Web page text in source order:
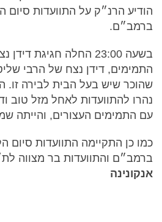
הודיע הרנ״ק על התוועדות סיום
ברמב״ם.
בשעה 23:00 החלה חגיגת
התמימים, דידן נצח של הרבי
שהוכר שיש בעל הבית לבירה זו.
נהרו להתוועדות לאחל מזל טוב
עם התמימים העצורים, והייתה
כמו כן התקיימה התוועדות סיום
ברמב״ם והתוועדות בר מצווה
אנקונינה